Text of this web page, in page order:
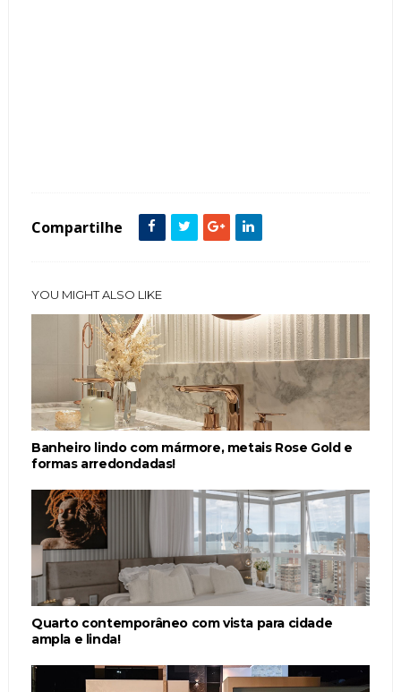
Compartilhe
YOU MIGHT ALSO LIKE
Banheiro lindo com mármore, metais Rose Gold e
formas arredondadas!
Quarto contemporâneo com vista para cidade
ampla e linda!